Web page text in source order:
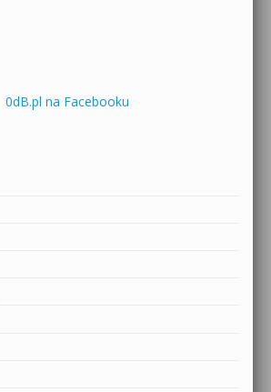
0dB.pl na Facebooku